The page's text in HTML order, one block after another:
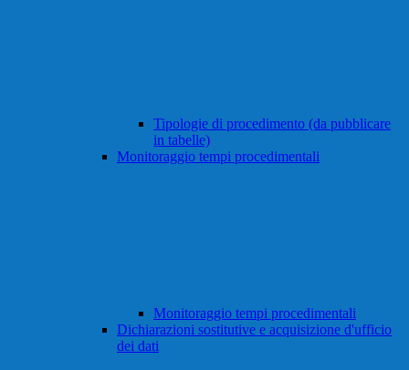
Tipologie di procedimento (da pubblicare
in tabelle)
Monitoraggio tempi procedimentali
Monitoraggio tempi procedimentali
Dichiarazioni sostitutive e acquisizione d'ufficio
dei dati